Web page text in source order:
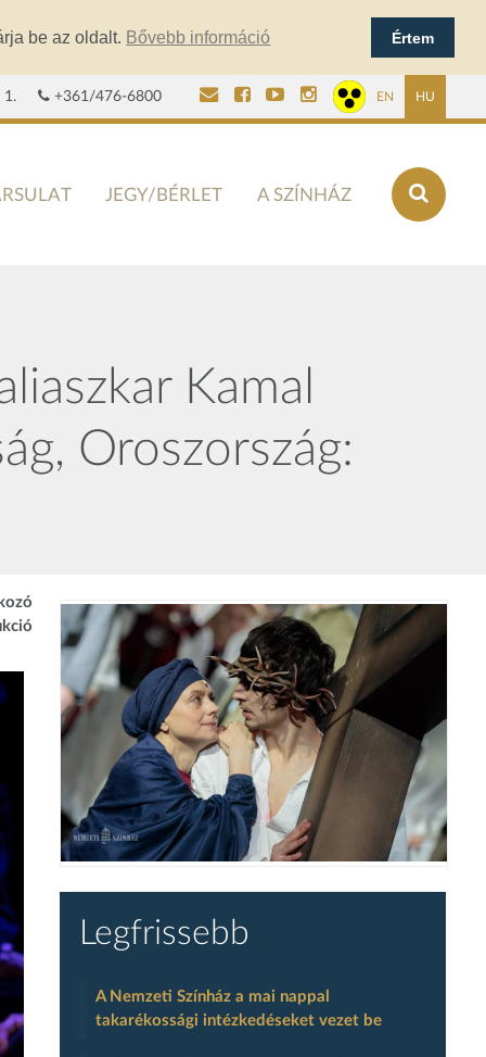
be az oldalt. Bővebb információ Értem
1. +361/476-6800 EN HU
JEGY/BÉRLET A SZÍNHÁZ
Kamal
Oroszország:
Legfrissebb
A Nemzeti Színház a mai nappal
takarékossági intézkedéseket vezet be